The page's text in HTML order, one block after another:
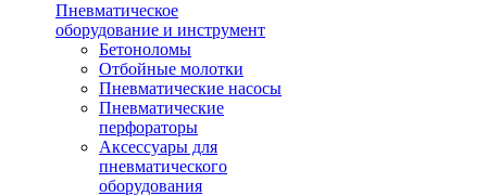
Пневматическое
оборудование и инструмент
Бетоноломы
Отбойные молотки
Пневматические насосы
Пневматические
перфораторы
Аксессуары для
пневматического
оборудования